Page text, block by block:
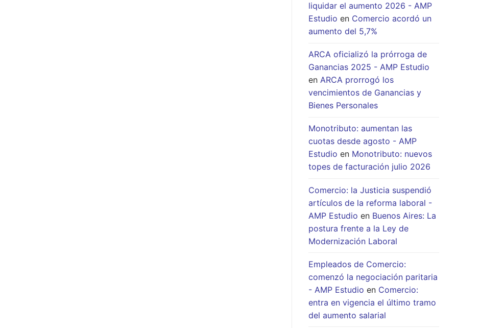
liquidar el aumento 2026 - AMP
Estudio en Comercio acordó un
aumento del 5,7%
ARCA oficializó la prórroga de
Ganancias 2025 - AMP Estudio
en ARCA prorrogó los
vencimientos de Ganancias y
Bienes Personales
Monotributo: aumentan las
cuotas desde agosto - AMP
Estudio en Monotributo: nuevos
topes de facturación julio 2026
Comercio: la Justicia suspendió
artículos de la reforma laboral -
AMP Estudio en Buenos Aires: La
postura frente a la Ley de
Modernización Laboral
Empleados de Comercio:
comenzó la negociación paritaria
- AMP Estudio en Comercio:
entra en vigencia el último tramo
del aumento salarial